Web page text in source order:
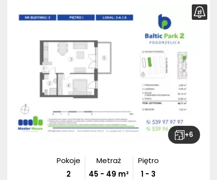
+6
Pokoje
2
Metraż
45- 49 m²
Piętro
1 - 3